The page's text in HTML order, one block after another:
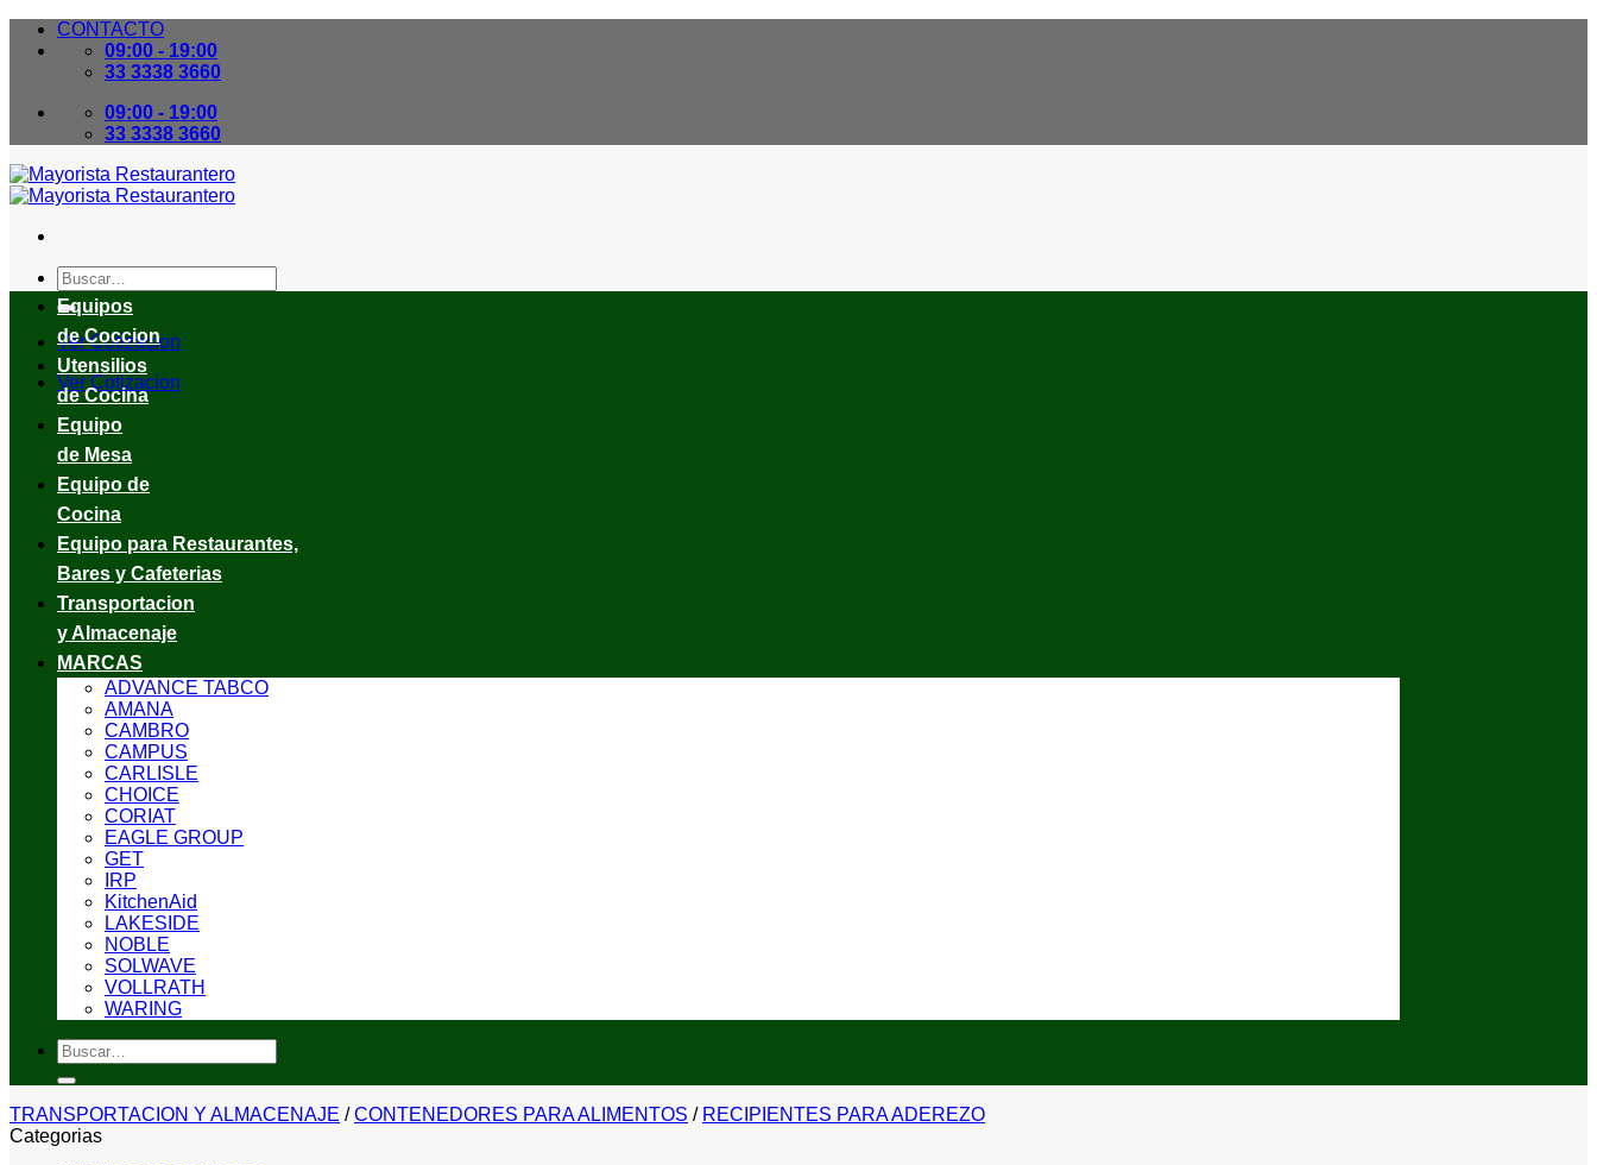
Skip
CONTACTO
09:00 - 19:00
33 3338 3660
09:00 - 19:00
33 3338 3660
Buscar
por:
Ver Cotizacion
Ver Cotizacion
Equipos
de Coccion
Utensilios
de Cocina
Equipo
de Mesa
Equipo de
Cocina
Equipo para Restaurantes,
Bares y Cafeterias
Transportacion
y Almacenaje
MARCAS
ADVANCE TABCO
AMANA
CAMBRO
CAMPUS
CARLISLE
CHOICE
CORIAT
EAGLE GROUP
GET
IRP
KitchenAid
LAKESIDE
NOBLE
SOLWAVE
VOLLRATH
WARING
Buscar
por:
TRANSPORTACION Y ALMACENAJE / CONTENEDORES PARA ALIMENTOS / RECIPIENTES PARA ADEREZO
Categorias